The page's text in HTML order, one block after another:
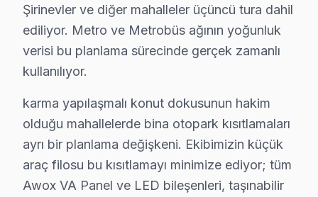
Bahçelievler'da Awox desteği bir telefon kadar yakın.
Awox Televizyon Kullanım Kılavuzu –
Televizyonunuzun ömrünü kısaltan alışkanlıklardan
Teknisyen önerileri:
• Bahçelievler'de UPS veya gerilim regülatörü ile ani
• Bahçelievler'de arka havalandırma boşluğunu
• Yüksek nem ortamlarında Bahçelievler'de LED
• Bahçelievler'de HDMI kablolarını çekip takmadan
Şirinevler ve diğer mahalleler üçüncü tura dahil
ediliyor. Metro ve Metrobüs ağının yoğunluk
verisi bu planlama sürecinde gerçek zamanlı
kullanılıyor.
karma yapılaşmalı konut dokusunun hakim
olduğu mahallelerde bina otopark kısıtlamaları
ayrı bir planlama değişkeni. Ekibimizin küçük
araç filosu bu kısıtlamayı minimize ediyor; tüm
Awox VA Panel ve LED bileşenleri, taşınabilir